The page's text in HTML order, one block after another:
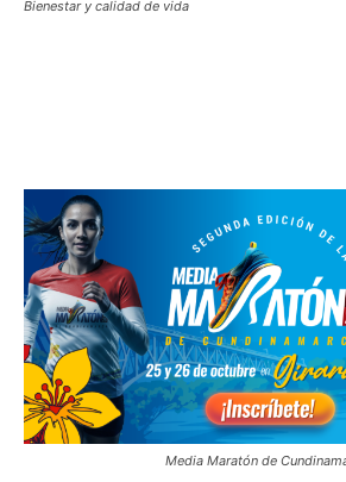
Bienestar y calidad de vida
Media Maratón de